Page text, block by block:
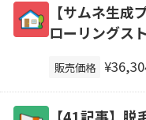
【サムネ生成
ローリングス
販売価格